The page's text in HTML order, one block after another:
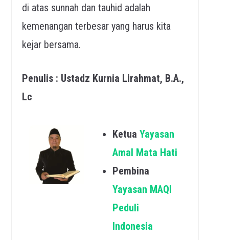
di atas sunnah dan tauhid adalah
kemenangan terbesar yang harus kita
kejar bersama.
Penulis : Ustadz Kurnia Lirahmat, B.A.,
Lc
Ketua Yayasan
Amal Mata Hati
Pembina
Yayasan MAQI
Peduli
Indonesia